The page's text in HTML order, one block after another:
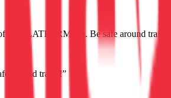
the PLATFORM too. Be safe around trains!”
around trains!”